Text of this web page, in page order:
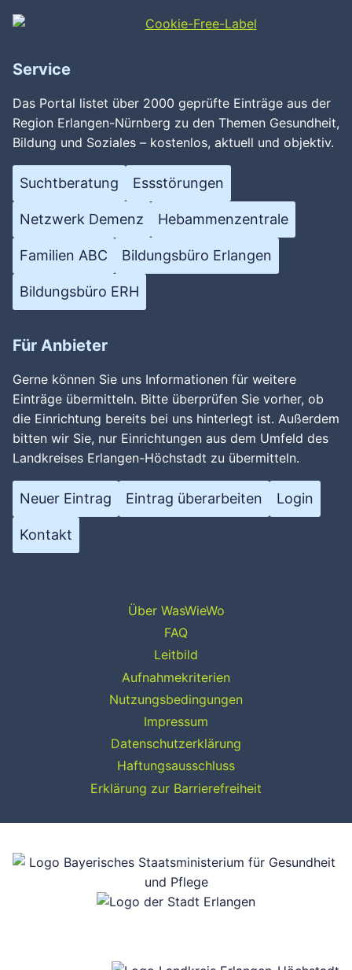
Service
Das Portal listet über 2000 geprüfte Einträge aus der
Region Erlangen-Nürnberg zu den Themen Gesundheit,
Bildung und Soziales – kostenlos, aktuell und objektiv.
Suchtberatung Essstörungen
Netzwerk Demenz Hebammenzentrale
Familien ABC Bildungsbüro Erlangen
Bildungsbüro ERH
Für Anbieter
Gerne können Sie uns Informationen für weitere
Einträge übermitteln. Bitte überprüfen Sie vorher, ob
die Einrichtung bereits bei uns hinterlegt ist. Außerdem
bitten wir Sie, nur Einrichtungen aus dem Umfeld des
Landkreises Erlangen-Höchstadt zu übermitteln.
Neuer Eintrag Eintrag überarbeiten Login
Kontakt
Über WasWieWo
FAQ
Leitbild
Aufnahmekriterien
Nutzungsbedingungen
Impressum
Datenschutzerklärung
Haftungsausschluss
Erklärung zur Barrierefreiheit